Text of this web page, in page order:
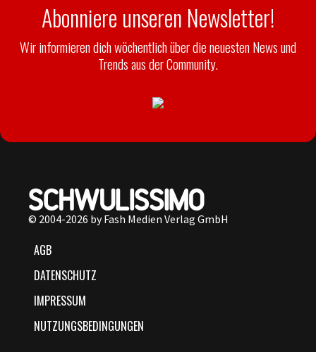
Abonniere unseren Newsletter!
Wir informieren dich wöchentlich über die neuesten News und
Trends aus der Community.
© 2004-2026 by Fash Medien Verlag GmbH
AGB
DATENSCHUTZ
IMPRESSUM
NUTZUNGSBEDINGUNGEN